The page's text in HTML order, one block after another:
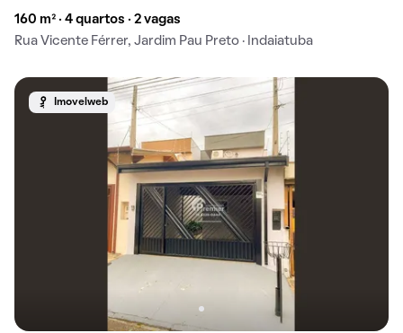
160 m² · 4 quartos · 2 vagas
Rua Vicente Férrer, Jardim Pau Preto · Indaiatuba
Imovelweb